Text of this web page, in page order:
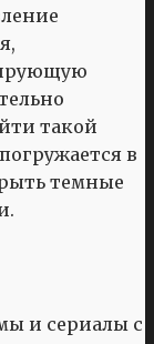
такой
в
темные